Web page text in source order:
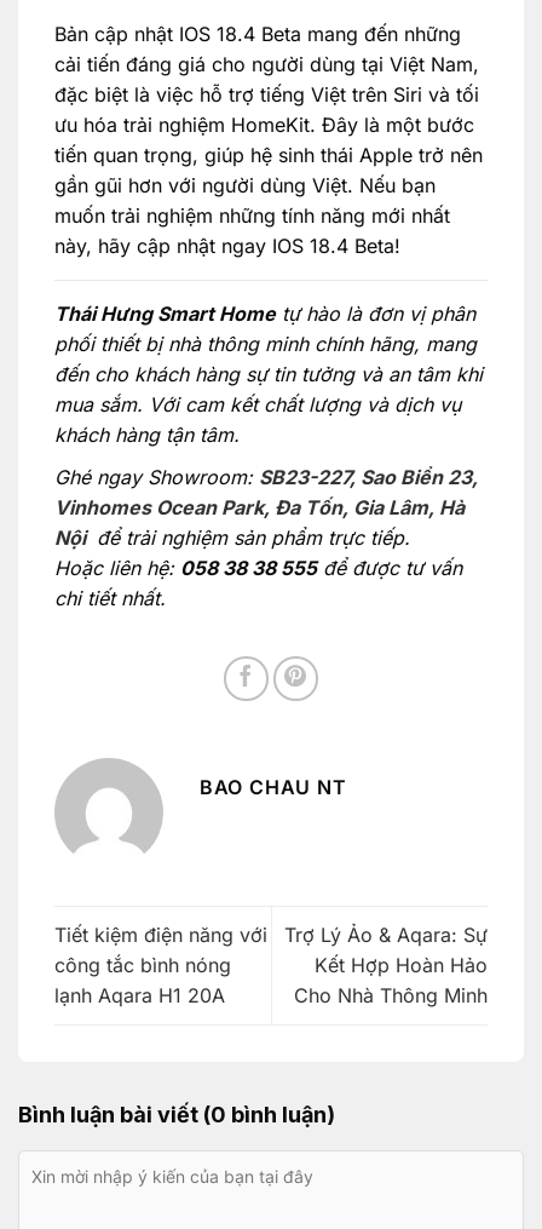
Bản cập nhật IOS 18.4 Beta mang đến những
cải tiến đáng giá cho người dùng tại Việt Nam,
đặc biệt là việc hỗ trợ tiếng Việt trên Siri và tối
ưu hóa trải nghiệm HomeKit. Đây là một bước
tiến quan trọng, giúp hệ sinh thái Apple trở nên
gần gũi hơn với người dùng Việt. Nếu bạn
muốn trải nghiệm những tính năng mới nhất
này, hãy cập nhật ngay IOS 18.4 Beta!
Thái Hưng Smart Hometự hào là đơn vị phân
phối thiết bị nhà thông minh chính hãng, mang
đến cho khách hàng sự tin tưởng và an tâm khi
mua sắm. Với cam kết chất lượng và dịch vụ
khách hàng tận tâm.
Ghé ngay Showroom: SB23-227, Sao Biển 23,
Vinhomes Ocean Park, Đa Tốn, Gia Lâm, Hà
Nội để trải nghiệm sản phẩm trực tiếp.
Hoặc liên hệ: 058 38 38 555để được tư vấn
chi tiết nhất.
BAO CHAU NT
Tiết kiệm điện năng với
công tắc bình nóng
lạnh Aqara H1 20A
Trợ Lý Ảo & Aqara: Sự
Kết Hợp Hoàn Hảo
Cho Nhà Thông Minh
Bình luận bài viết (0 bình luận)